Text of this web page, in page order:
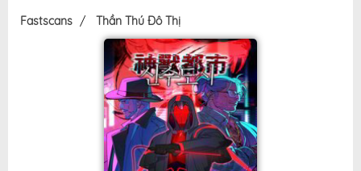
Fastscans Thần Thú Đô Thị